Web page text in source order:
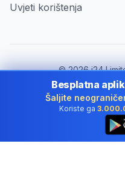
Uvjeti korištenja
©2026i24
Za
Promijeni državu:
Besplatna
Šaljite
Koriste ga